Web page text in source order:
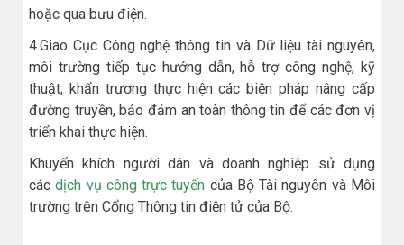
hoặc qua bưu điện.
4.Giao Cục Công nghệ thông tin và Dữ liệu tài nguyên,
môi trường tiếp tục hướng dẫn, hỗ trợ công nghệ, kỹ
thuật; khẩn trương thực hiện các biện pháp nâng cấp
đường truyền, bảo đảm an toàn thông tin để các đơn vị
triển khai thực hiện.
Khuyến khích người dân và doanh nghiệp sử dụng
cácdịch vụ công trực tuyến của Bộ Tài nguyên và Môi
trường trên Cổng Thông tin điện tử của Bộ.